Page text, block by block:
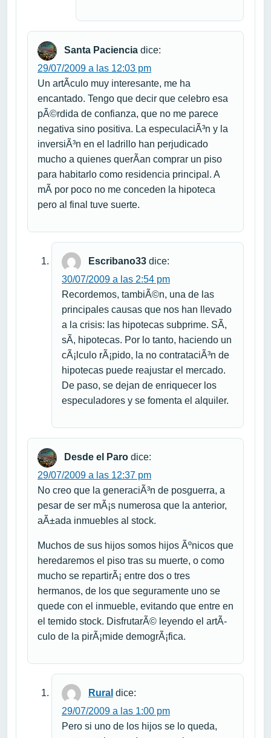
Santa Paciencia dice:
29/07/2009 a las 12:03 pm
Un artÃ­culo muy interesante, me ha
encantado. Tengo que decir que celebro esa
pÃ©rdida de confianza, que no me parece
negativa sino positiva. La especulaciÃ³n y la
inversiÃ³n en el ladrillo han perjudicado
mucho a quienes querÃ­an comprar un piso
para habitarlo como residencia principal. A
mÃ­ por poco no me conceden la hipoteca
pero al final tuve suerte.
Escribano33 dice:
30/07/2009 a las 2:54 pm
Recordemos, tambiÃ©n, una de las
principales causas que nos han llevado
a la crisis: las hipotecas subprime. SÃ­,
sÃ­, hipotecas. Por lo tanto, haciendo un
cÃ¡lculo rÃ¡pido, la no contrataciÃ³n de
hipotecas puede reajustar el mercado.
De paso, se dejan de enriquecer los
especuladores y se fomenta el alquiler.
Desde el Paro dice:
29/07/2009 a las 12:37 pm
No creo que la generaciÃ³n de posguerra, a
pesar de ser mÃ¡s numerosa que la anterior,
aÃ±ada inmuebles al stock.
Muchos de sus hijos somos hijos Ãºnicos que
heredaremos el piso tras su muerte, o como
mucho se repartirÃ¡ entre dos o tres
hermanos, de los que seguramente uno se
quede con el inmueble, evitando que entre en
el temido stock. DisfrutarÃ© leyendo el artÃ­
culo de la pirÃ¡mide demogrÃ¡fica.
Rural dice:
29/07/2009 a las 1:00 pm
Pero si uno de los hijos se lo queda,